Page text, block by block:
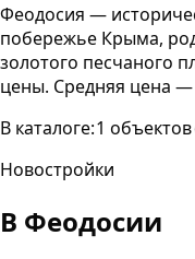
Феодосия —
побережье Крыма,
золотого песчаного
цены. Средняя цена —
В каталоге:1 объектов
Новостройки
В Феодосии